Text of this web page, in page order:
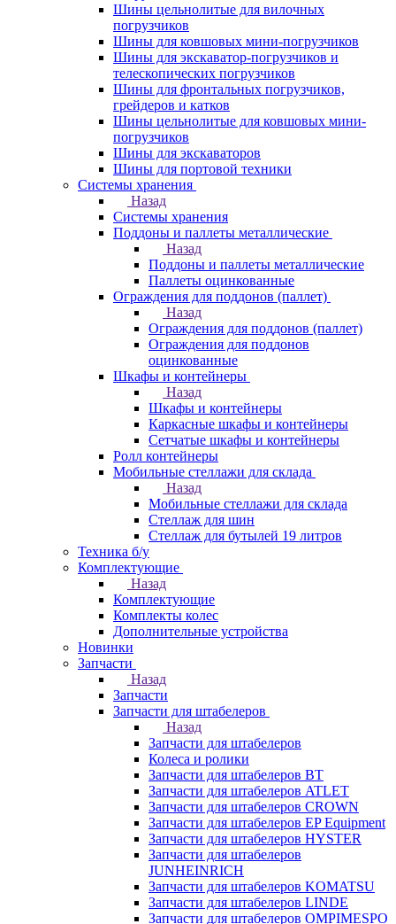
Шины цельнолитые для вилочных
погрузчиков
Шины для ковшовых мини-погрузчиков
Шины для экскаватор-погрузчиков и
телескопических погрузчиков
Шины для фронтальных погрузчиков,
грейдеров и катков
Шины цельнолитые для ковшовых мини-
погрузчиков
Шины для экскаваторов
Шины для портовой техники
Системы хранения
Назад
Системы хранения
Поддоны и паллеты металлические
Назад
Поддоны и паллеты металлические
Паллеты оцинкованные
Ограждения для поддонов (паллет)
Назад
Ограждения для поддонов (паллет)
Ограждения для поддонов
оцинкованные
Шкафы и контейнеры
Назад
Шкафы и контейнеры
Каркасные шкафы и контейнеры
Сетчатые шкафы и контейнеры
Ролл контейнеры
Мобильные стеллажи для склада
Назад
Мобильные стеллажи для склада
Стеллаж для шин
Стеллаж для бутылей 19 литров
Техника б/у
Комплектующие
Назад
Комплектующие
Комплекты колес
Дополнительные устройства
Новинки
Запчасти
Назад
Запчасти
Запчасти для штабелеров
Назад
Запчасти для штабелеров
Колеса и ролики
Запчасти для штабелеров BT
Запчасти для штабелеров ATLET
Запчасти для штабелеров CROWN
Запчасти для штабелеров EP Equipment
Запчасти для штабелеров HYSTER
Запчасти для штабелеров
JUNHEINRICH
Запчасти для штабелеров KOMATSU
Запчасти для штабелеров LINDE
Запчасти для штабелеров OMPIMESPO